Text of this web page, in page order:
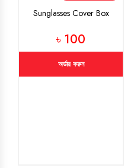
Sunglasses Cover Box
৳ 100
অর্ডার করুন